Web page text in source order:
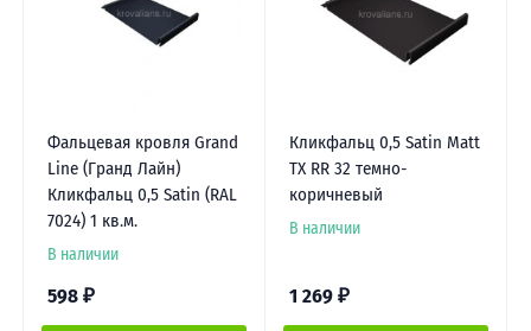
Фальцевая кровля Grand
Line (Гранд Лайн)
Кликфальц 0,5 Satin (RAL
7024) 1 кв.м.
В наличии
598 ₽
Кликфальц 0,5 Satin Matt
TX RR 32 темно-
коричневый
В наличии
1 269 ₽